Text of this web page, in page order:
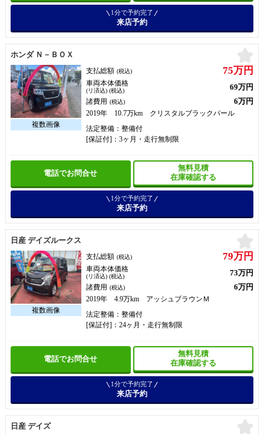
1分で予約完了
来店予約
ホンダ Ｎ－ＢＯＸ
支払総額 (税込) 75万円
車両本体価格
(リ済込) (税込) 69万円
諸費用 (税込) 6万円
2019年 10.7万km クリスタルブラックパール
法定整備：整備付
[保証付]：3ヶ月・走行無制限
電話でお問合せ
無料見積
在庫確認する
1分で予約完了
来店予約
日産 デイズルークス
支払総額 (税込) 79万円
車両本体価格
(リ済込) (税込) 73万円
諸費用 (税込) 6万円
2019年 4.9万km アッシュブラウンＭ
法定整備：整備付
[保証付]：24ヶ月・走行無制限
電話でお問合せ
無料見積
在庫確認する
1分で予約完了
来店予約
日産 デイズ